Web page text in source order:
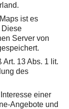
ist es
Diese
Server von
13 Abs. 1 lit.
des
einer
Angebote und